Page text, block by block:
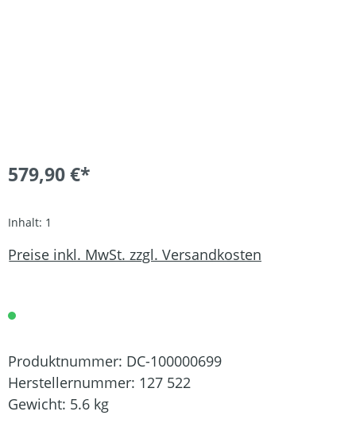
579,90 €*
Inhalt: 1
Preise inkl. MwSt. zzgl. Versandkosten
Produktnummer: DC-100000699
Herstellernummer: 127 522
Gewicht: 5.6 kg